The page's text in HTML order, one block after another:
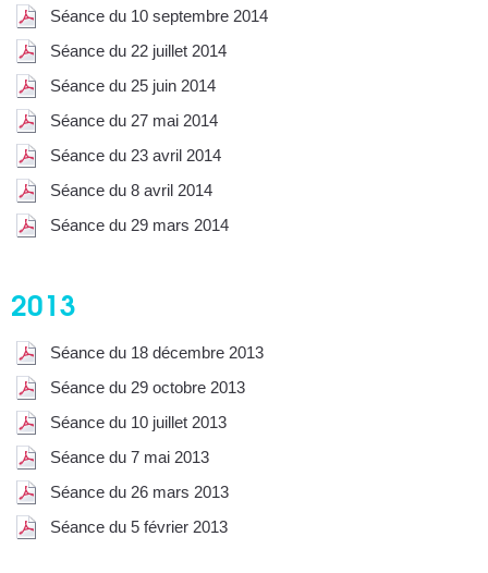
Séance du 10 septembre 2014
Séance du 22 juillet 2014
Séance du 25 juin 2014
Séance du 27 mai 2014
Séance du 23 avril 2014
Séance du 8 avril 2014
Séance du 29 mars 2014
2013
Séance du 18 décembre 2013
Séance du 29 octobre 2013
Séance du 10 juillet 2013
Séance du 7 mai 2013
Séance du 26 mars 2013
Séance du 5 février 2013